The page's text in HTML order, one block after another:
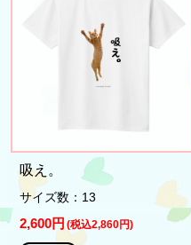
吸え。
サイズ数：13
2,600円 (税込2,860円)